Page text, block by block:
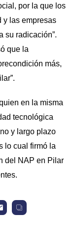
por la que los
y las empresas
su radicación”.
que la
más,
en la misma
tecnológica
y largo plazo
lo cual firmó la
del NAP en Pilar